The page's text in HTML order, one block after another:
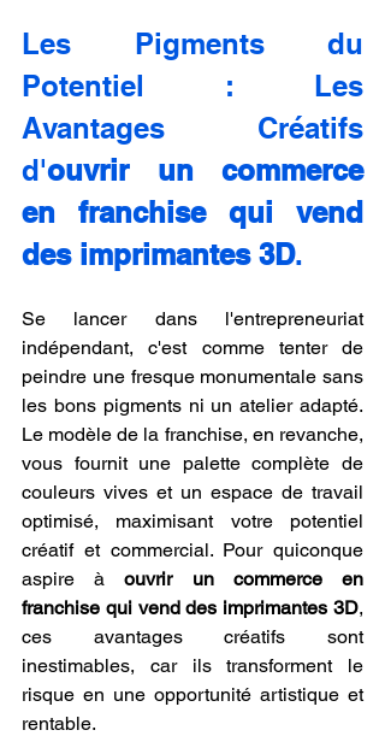
Les Pigments du
Potentiel : Les
Avantages Créatifs
d'ouvrir un commerce
en franchise qui vend
des imprimantes 3D.
Se lancer dans l'entrepreneuriat
indépendant, c'est comme tenter de
peindre une fresque monumentale sans
les bons pigments ni un atelier adapté.
Le modèle de la franchise, en revanche,
vous fournit une palette complète de
couleurs vives et un espace de travail
optimisé, maximisant votre potentiel
créatif et commercial. Pour quiconque
aspire à ouvrir un commerce en
franchise qui vend des imprimantes 3D,
ces avantages créatifs sont
inestimables, car ils transforment le
risque en une opportunité artistique et
rentable.